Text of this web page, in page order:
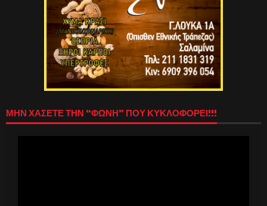
ΜΗΝ ΧΑΣΕΤΕ ΤΗΝ “ΦΩΝΗ” ΠΟΥ ΚΥΚΛΟΦΟΡΕΙ!!!